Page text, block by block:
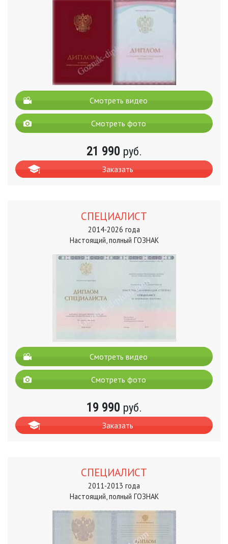
Смотреть видео
Смотреть фото
21 990 руб.
Заказать
СПЕЦИАЛИСТ
2014-2026 года
Настоящий, полный ГОЗНАК
Смотреть видео
Смотреть фото
19 990 руб.
Заказать
СПЕЦИАЛИСТ
2011-2013 года
Настоящий, полный ГОЗНАК